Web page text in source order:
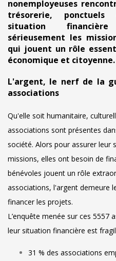
nonemployeuses
trésorerie,
situation
sérieusement les
qui jouent un rôle
économique et citoyenne.
L'argent, le nerf de la
associations
Qu'elle soit humanitaire,
associations sont présentes
société. Alors pour assurer leur
missions, elles ont besoin de
bénévoles jouent un rôle
associations, l'argent demeure
financer les projets.
L’enquête menée sur ces 5557
leur situation financière est
31 % des associations